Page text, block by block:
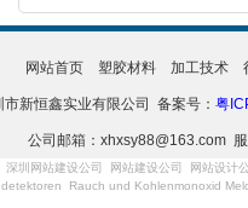
网站首页 塑胶材料 加工技术
新恒鑫实业有限公司 备案号： 粤
公司邮箱：xhxsy88@163.com
深圳网站建设公司 网站建设公司
网站设计
Rauch und Kohlenmonoxid